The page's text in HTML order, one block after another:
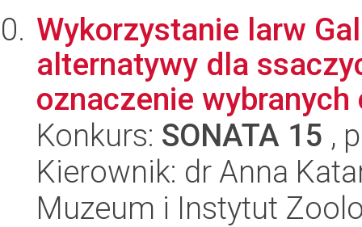
Wykorzystanie larw
alternatywy dla
oznaczenie
Konkurs: SONATA 15 ,
Kierownik: dr Anna
Muzeum i Instytut